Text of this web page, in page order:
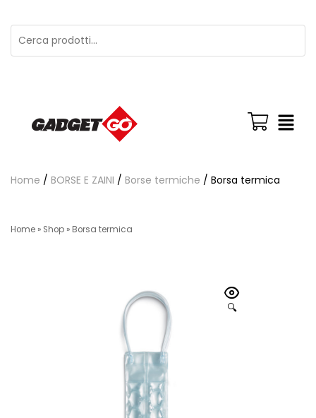
Home / BORSE E ZAINI / Borse termiche / Borsa termica
Home » Shop » Borsa termica
🔍